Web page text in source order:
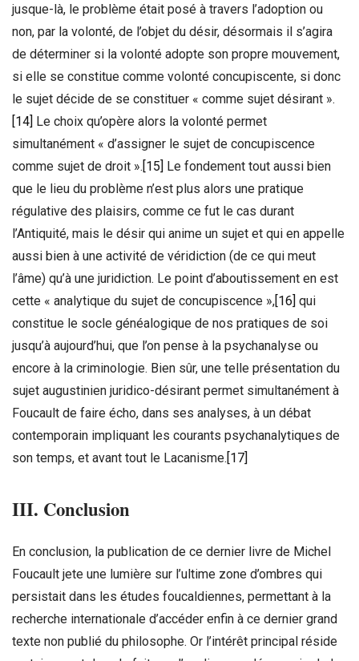
jusque-là, le problème était posé à travers l’adoption ou
non, par la volonté, de l’objet du désir, désormais il s’agira
de déterminer si la volonté adopte son propre mouvement,
si elle se constitue comme volonté concupiscente, si donc
le sujet décide de se constituer « comme sujet désirant ».
[14] Le choix qu’opère alors la volonté permet
simultanément « d’assigner le sujet de concupiscence
comme sujet de droit ».[15] Le fondement tout aussi bien
que le lieu du problème n’est plus alors une pratique
régulative des plaisirs, comme ce fut le cas durant
l’Antiquité, mais le désir qui anime un sujet et qui en appelle
aussi bien à une activité de véridiction (de ce qui meut
l’âme) qu’à une juridiction. Le point d’aboutissement en est
cette « analytique du sujet de concupiscence »,[16] qui
constitue le socle généalogique de nos pratiques de soi
jusqu’à aujourd’hui, que l’on pense à la psychanalyse ou
encore à la criminologie. Bien sûr, une telle présentation du
sujet augustinien juridico-désirant permet simultanément à
Foucault de faire écho, dans ses analyses, à un débat
contemporain impliquant les courants psychanalytiques de
son temps, et avant tout le Lacanisme.[17]
III. Conclusion
En conclusion, la publication de ce dernier livre de Michel
Foucault jete une lumière sur l’ultime zone d’ombres qui
persistait dans les études foucaldiennes, permettant à la
recherche internationale d’accéder enfin à ce dernier grand
texte non publié du philosophe. Or l’intérêt principal réside